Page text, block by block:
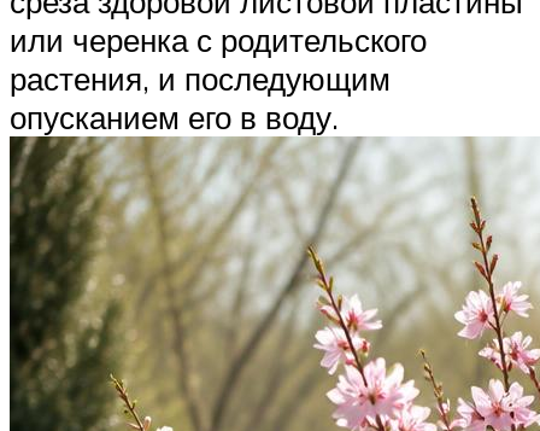
или черенка с родительского
растения, и последующим
опусканием его в воду.